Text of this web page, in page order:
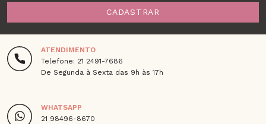
CADASTRAR
ATENDIMENTO
Telefone: 21 2491-7686
De Segunda à Sexta das 9h às 17h
WHATSAPP
21 98496-8670